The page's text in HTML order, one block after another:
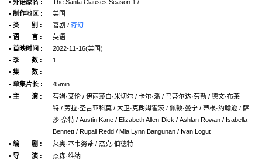
• 外语原名 :
The Santa Clauses Season 1 /
• 制作地区 :
美国
• 类 别 :
喜剧 / 奇幻
• 语 言 :
英语
• 首映时间 :
2022-11-16(美国)
• 季 数 :
1
• 集 数 :
• 单集片长 :
45min
• 主 演 :
蒂姆·艾伦 / 伊丽莎白·米切尔 / 卡尔·潘 / 马蒂尔达·劳勒 / 德文·布莱
特 / 劳拉·圣吉亚科莫 / 大卫·克朗姆霍茨 / 佩顿·曼宁 / 蒂根·约翰逊 / 萨
沙·奈特 / Austin Kane / Elizabeth Allen-Dick / Ashlan Rowan / Isabella
Bennett / Rupali Redd / Mia Lynn Bangunan / Ivan Logut
• 编 剧 :
莱奥·本韦努蒂 / 杰克·伯德特
• 导 演 :
杰森·维纳